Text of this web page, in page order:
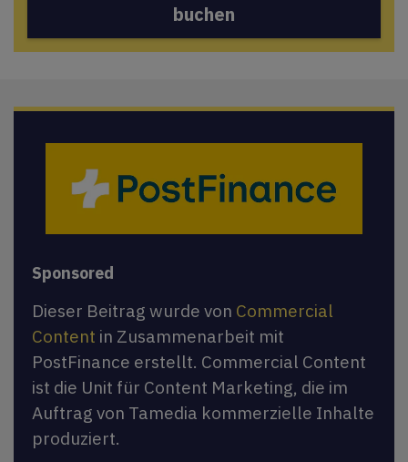
buchen
Sponsored
Dieser Beitrag wurde von Commercial
Content in Zusammenarbeit mit
PostFinance erstellt. Commercial Content
ist die Unit für Content Marketing, die im
Auftrag von Tamedia kommerzielle Inhalte
produziert.